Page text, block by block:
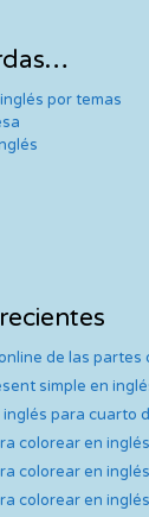
por temas
de las partes
simple en
inglés para cuarto
colorear en
colorear en
colorear en